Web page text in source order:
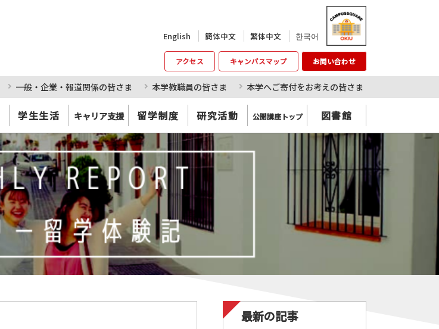
English 簡体中文 繁体中文 한국어
アクセス キャンパスマップ お問い合わせ
一般・企業・報道関係の皆さま 本学教職員の皆さま 本学へご寄付をお考えの皆さま
学生生活 キャリア支援 留学制度 研究活動 公開講座トップ 図書館
最新の記事